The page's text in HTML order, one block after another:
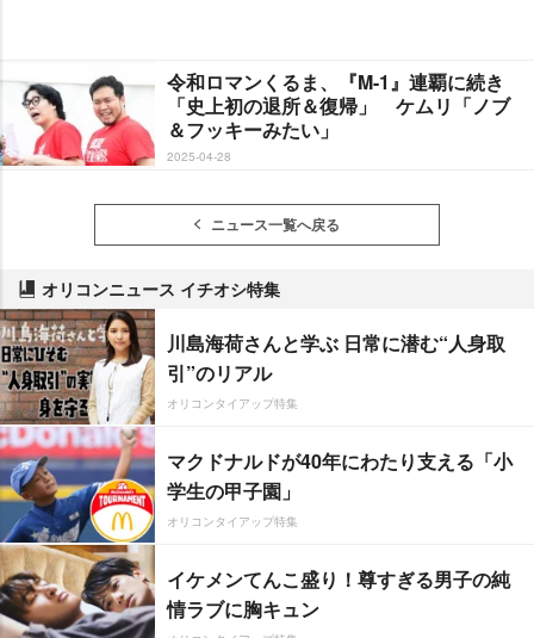
令和ロマンくるま、『M-1』連覇に続き
「史上初の退所＆復帰」 ケムリ「ノブ
＆フッキーみたい」
2025-04-28
ニュース一覧へ戻る
オリコンニュース イチオシ特集
川島海荷さんと学ぶ 日常に潜む“人身取
引”のリアル
オリコンタイアップ特集
マクドナルドが40年にわたり支える「小
学生の甲子園」
オリコンタイアップ特集
イケメンてんこ盛り！尊すぎる男子の純
情ラブに胸キュン